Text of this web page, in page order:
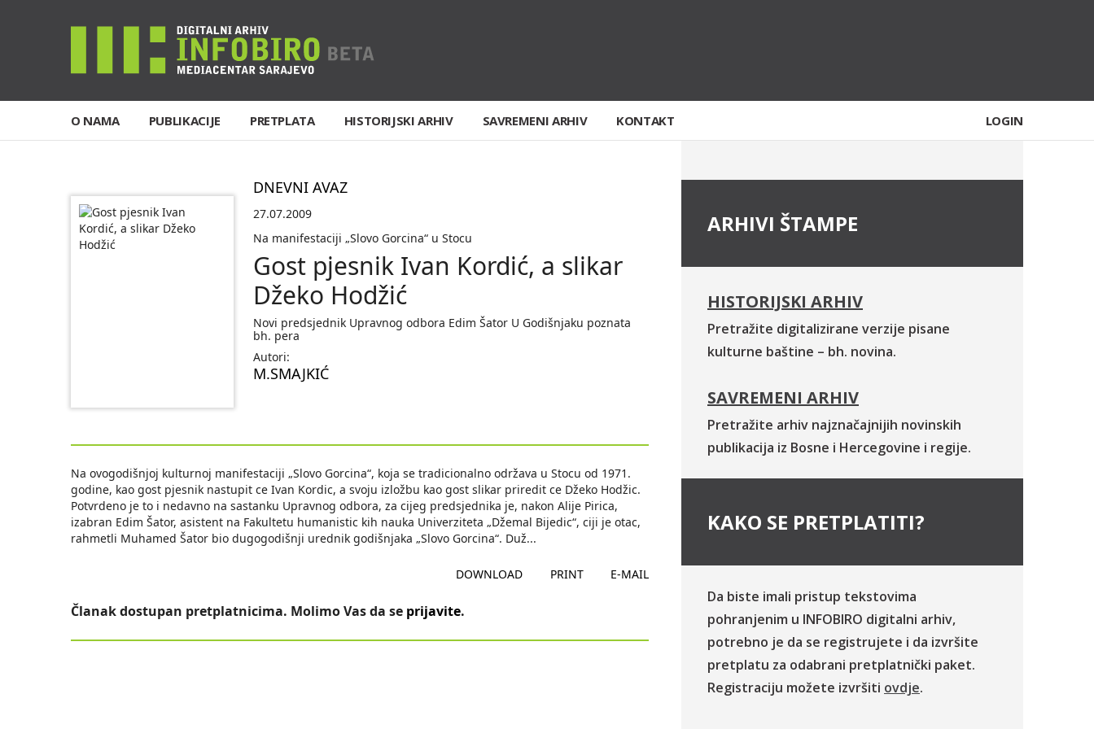
O NAMA PUBLIKACIJE PRETPLATA HISTORIJSKI ARHIV SAVREMENI ARHIV KONTAKT LOGIN
DNEVNI AVAZ
27.07.2009
Na manifestaciji „Slovo Gorcina“ u Stocu
Gost pjesnik Ivan Kordić, a slikar
Džeko Hodžić
Novi predsjednik Upravnog odbora Edim Šator U Godišnjaku poznata
bh. pera
Autori:
M.SMAJKIĆ
Na ovogodišnjoj kulturnoj manifestaciji „Slovo Gorcina“, koja se tradicionalno održava u Stocu od 1971.
godine, kao gost pjesnik nastupit ce Ivan Kordic, a svoju izložbu kao gost slikar priredit ce Džeko Hodžic.
Potvrdeno je to i nedavno na sastanku Upravnog odbora, za cijeg predsjednika je, nakon Alije Pirica,
izabran Edim Šator, asistent na Fakultetu humanistic kih nauka Univerziteta „Džemal Bijedic“, ciji je otac,
rahmetli Muhamed Šator bio dugogodišnji urednik godišnjaka „Slovo Gorcina“. Duž...
DOWNLOAD PRINT E-MAIL
Članak dostupan pretplatnicima. Molimo Vas da se prijavite.
ARHIVI ŠTAMPE
HISTORIJSKI ARHIV
Pretražite digitalizirane verzije pisane
kulturne baštine – bh. novina.
SAVREMENI ARHIV
Pretražite arhiv najznačajnijih novinskih
publikacija iz Bosne i Hercegovine i regije.
KAKO SE PRETPLATITI?
Da biste imali pristup tekstovima
pohranjenim u INFOBIRO digitalni arhiv,
potrebno je da se registrujete i da izvršite
pretplatu za odabrani pretplatnički paket.
Registraciju možete izvršiti ovdje.